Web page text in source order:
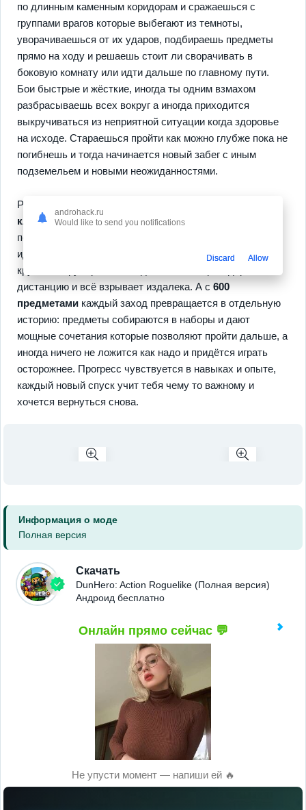
по длинным каменным коридорам и сражаешься с
группами врагов которые выбегают из темноты,
уворачиваешься от их ударов, подбираешь предметы
прямо на ходу и решаешь стоит ли сворачивать в
боковую комнату или идти дальше по главному пути.
Бои быстрые и жёсткие, иногда ты одним взмахом
разбрасываешь всех вокруг а иногда приходится
выкручиваться из неприятной ситуации когда здоровье
на исходе. Стараешься пройти как можно глубже пока не
погибнешь и тогда начинается новый забег с иным
подземельем и новыми неожиданностями.
Разнообразие тут делает игру затягивающей, ведь
классовреально меняют стиль и подход к каждой
попытке. Иногда ты — бронированный воин который
идёт напролом, иногда — ловкий разбойник который
кружит вокруг врагов, иногда — маг который держит
дистанцию и всё взрывает издалека. А с 600
предметами каждый заход превращается в отдельную
историю: предметы собираются в наборы и дают
мощные сочетания которые позволяют пройти дальше, а
иногда ничего не ложится как надо и придётся играть
осторожнее. Прогресс чувствуется в навыках и опыте,
каждый новый спуск учит тебя чему то важному и
хочется вернуться снова.
Информация о моде
Полная версия
Скачать
DunHero: Action Roguelike (Полная версия)
Андроид бесплатно
Онлайн прямо сейчас 💬
Не упусти момент — напиши ей 🔥
androhack.ru
Would like to send you notifications
Discard Allow